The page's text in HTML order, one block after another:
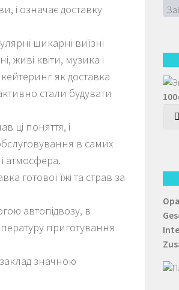
і означає доставку
шикарні виїзні
живі квіти, музика і
як доставка
стали будувати
ці поняття, і
в самих
атмосфера.
готової їжі та страв за
автопідвозу, в
приготування
значною